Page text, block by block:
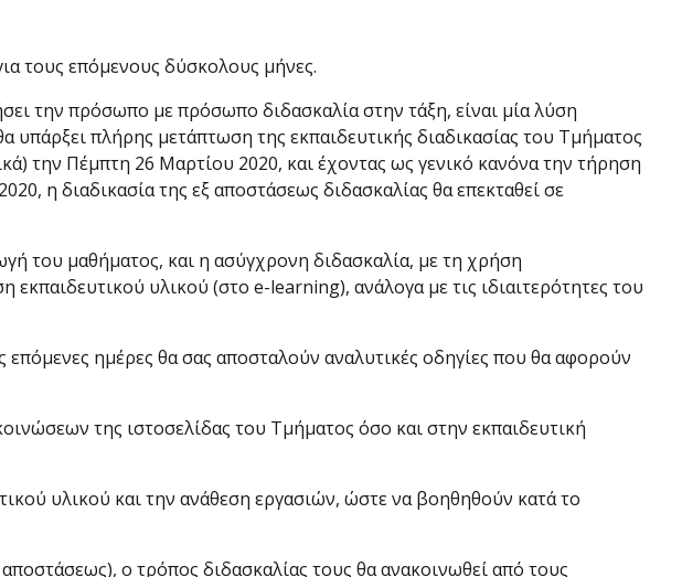
τους επόμενους δύσκολους μήνες.
την πρόσωπο με πρόσωπο διδασκαλία στην τάξη, είναι μία λύση
πλήρης μετάπτωση της εκπαιδευτικής διαδικασίας του Τμήματος
την Πέμπτη 26 Μαρτίου 2020, και έχοντας ως γενικό κανόνα την τήρηση
η διαδικασία της εξ αποστάσεως διδασκαλίας θα επεκταθεί σε
του μαθήματος, και η ασύγχρονη διδασκαλία, με τη χρήση
υλικού (στο e-learning), ανάλογα με τις ιδιαιτερότητες του
ημέρες θα σας αποσταλούν αναλυτικές οδηγίες που θα αφορούν
της ιστοσελίδας του Τμήματος όσο και στην εκπαιδευτική
υλικού και την ανάθεση εργασιών, ώστε να βοηθηθούν κατά το
ο τρόπος διδασκαλίας τους θα ανακοινωθεί από τους